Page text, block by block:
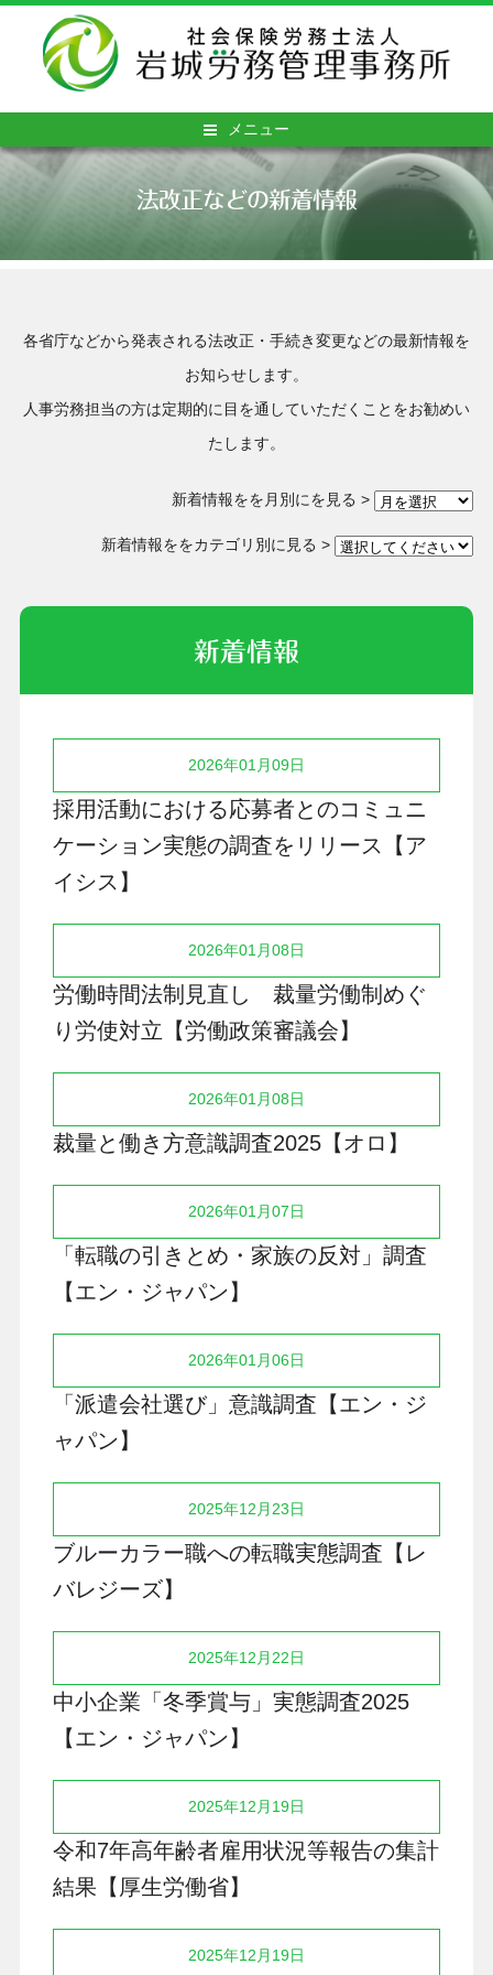
メニュー
法改正などの新着情報
各省庁などから発表される法改正・手続き変更などの最新情報を
お知らせします。
人事労務担当の方は定期的に目を通していただくことをお勧めい
たします。
新着情報をを月別にを見る >
新着情報ををカテゴリ別に見る >
新着情報
2026年01月09日
採用活動における応募者とのコミュニ
ケーション実態の調査をリリース【ア
イシス】
2026年01月08日
労働時間法制見直し 裁量労働制めぐ
り労使対立【労働政策審議会】
2026年01月08日
裁量と働き方意識調査2025【オロ】
2026年01月07日
「転職の引きとめ・家族の反対」調査
【エン・ジャパン】
2026年01月06日
「派遣会社選び」意識調査【エン・ジ
ャパン】
2025年12月23日
ブルーカラー職への転職実態調査【レ
バレジーズ】
2025年12月22日
中小企業「冬季賞与」実態調査2025
【エン・ジャパン】
2025年12月19日
令和7年高年齢者雇用状況等報告の集計
結果【厚生労働省】
2025年12月19日